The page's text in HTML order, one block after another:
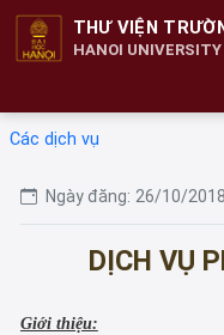
THƯ VIỆN
HANOI UNIVERSITY
Các dịch vụ
Ngày đăng: 26/10/
DỊCH VỤ
Giới thiệu: